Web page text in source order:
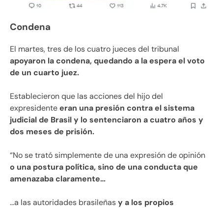
Condena
El martes, tres de los cuatro jueces del tribunal
apoyaron la condena, quedando a la espera el voto
de un cuarto juez.
Establecieron que las acciones del hijo del
expresidenteeran una presión contra el sistema
judicial de Brasil y lo sentenciaron a cuatro años y
dos meses de prisión.
“No se trató simplemente de una expresión de opinión
o una postura política, sino de una conducta que
amenazaba claramente…
…a las autoridades brasileñasy a los propios